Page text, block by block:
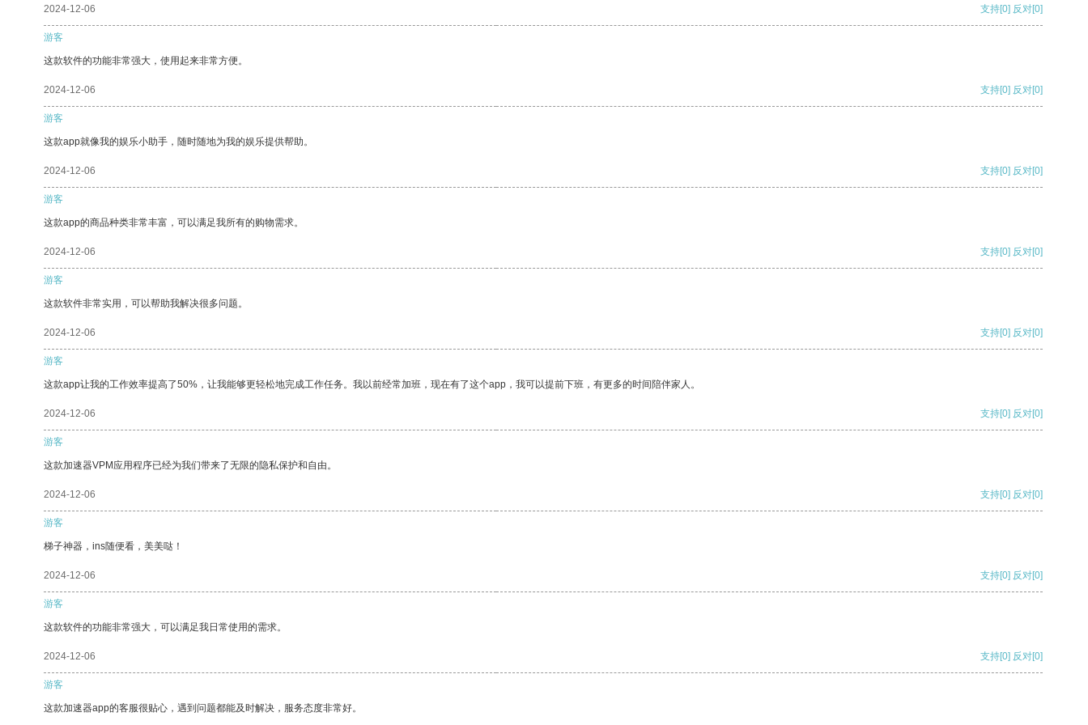
2024-12-06 支持[0] 反对[0]
游客
这款软件的功能非常强大，使用起来非常方便。
2024-12-06 支持[0] 反对[0]
游客
这款app就像我的娱乐小助手，随时随地为我的娱乐提供帮助。
2024-12-06 支持[0] 反对[0]
游客
这款app的商品种类非常丰富，可以满足我所有的购物需求。
2024-12-06 支持[0] 反对[0]
游客
这款软件非常实用，可以帮助我解决很多问题。
2024-12-06 支持[0] 反对[0]
游客
这款app让我的工作效率提高了50%，让我能够更轻松地完成工作任务。我以前经常加班，现在有了这个app，我可以提前下班，有更多的时间陪伴家人。
2024-12-06 支持[0] 反对[0]
游客
这款加速器VPM应用程序已经为我们带来了无限的隐私保护和自由。
2024-12-06 支持[0] 反对[0]
游客
梯子神器，ins随便看，美美哒！
2024-12-06 支持[0] 反对[0]
游客
这款软件的功能非常强大，可以满足我日常使用的需求。
2024-12-06 支持[0] 反对[0]
游客
这款加速器app的客服很贴心，遇到问题都能及时解决，服务态度非常好。